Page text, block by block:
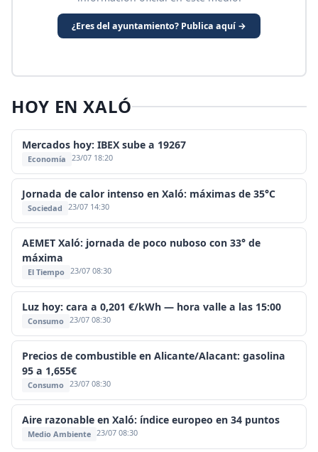
¿Eres del ayuntamiento? Publica aquí →
HOY EN XALÓ
Mercados hoy: IBEX sube a 19267
Economía 23/07 18:20
Jornada de calor intenso en Xaló: máximas de 35°C
Sociedad 23/07 14:30
AEMET Xaló: jornada de poco nuboso con 33° de
máxima
El Tiempo 23/07 08:30
Luz hoy: cara a 0,201 €/kWh — hora valle a las 15:00
Consumo 23/07 08:30
Precios de combustible en Alicante/Alacant: gasolina
95 a 1,655€
Consumo 23/07 08:30
Aire razonable en Xaló: índice europeo en 34 puntos
Medio Ambiente 23/07 08:30